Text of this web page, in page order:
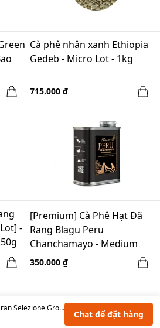
Cà phê nhân xanh Ethiopia
Gedeb - Micro Lot - 1kg
715.000 ₫
-
[Premium] Cà Phê Hạt Đã
Rang Blagu Peru
Chanchamayo - Medium
-250g
350.000 ₫
Cà phê bột Lavazza Gran Selezione Ground Coffee Blend, rang đậm - 340g
Chat để đặt hàng